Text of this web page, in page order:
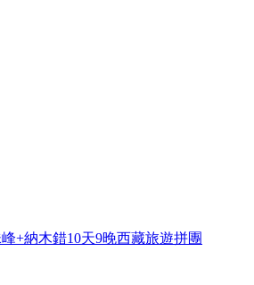
+納木錯10天9晚西藏旅遊拼團